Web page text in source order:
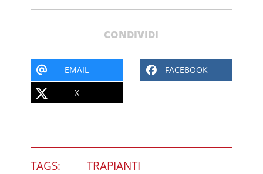
CONDIVIDI
EMAIL FACEBOOK
X
TAGS: TRAPIANTI